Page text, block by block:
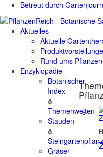
Betreut durch
Aktuelles
Aktuelle
Rund ums
Enzyklopädie
Botanischer
Index
&
Themenwelten
Stauden
&
Gräser